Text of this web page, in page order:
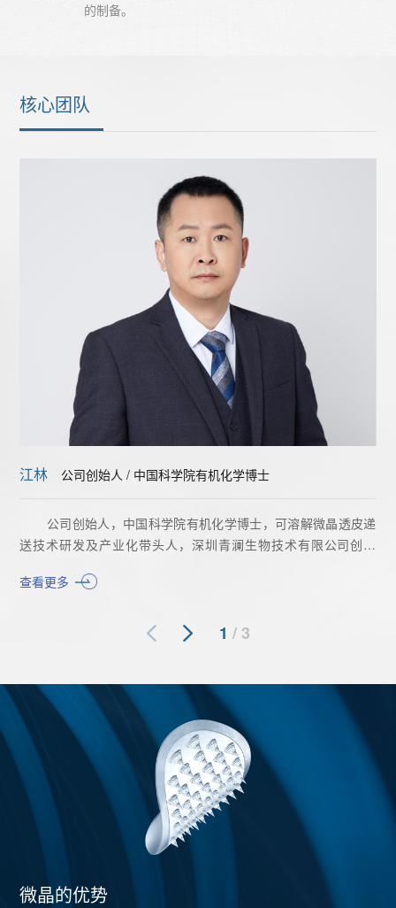
的制备。
核心团队
江林 公司创始人 / 中国科学院有机化学博士
公司创始人，中国科学院有机化学博士，可溶解微晶透皮递
送技术研发及产业化带头人，深圳青澜生物技术有限公司创始
江林博士从06年博士毕业参加工作以来，拥有6次完整的从研
查看更多
1 / 3
微晶的优势